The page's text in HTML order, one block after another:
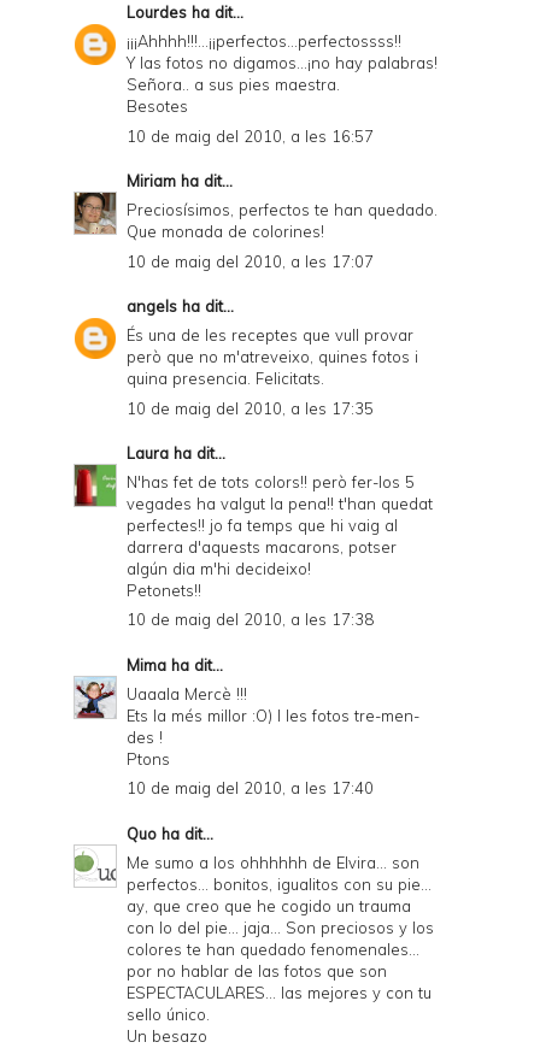
Lourdes ha dit...
¡¡¡Ahhhh!!!...¡¡perfectos...perfectossss!!
Y las fotos no digamos...¡no hay palabras!
Señora.. a sus pies maestra.
Besotes
10 de maig del 2010, a les 16:57
Miriam ha dit...
Preciosísimos, perfectos te han quedado.
Que monada de colorines!
10 de maig del 2010, a les 17:07
angels ha dit...
És una de les receptes que vull provar
però que no m'atreveixo, quines fotos i
quina presencia. Felicitats.
10 de maig del 2010, a les 17:35
Laura ha dit...
N'has fet de tots colors!! però fer-los 5
vegades ha valgut la pena!! t'han quedat
perfectes!! jo fa temps que hi vaig al
darrera d'aquests macarons, potser
algún dia m'hi decideixo!
Petonets!!
10 de maig del 2010, a les 17:38
Mima ha dit...
Uaaala Mercè !!!
Ets la més millor :O) I les fotos tre-men-
des !
Ptons
10 de maig del 2010, a les 17:40
Quo ha dit...
Me sumo a los ohhhhhh de Elvira... son
perfectos... bonitos, igualitos con su pie...
ay, que creo que he cogido un trauma
con lo del pie... jaja... Son preciosos y los
colores te han quedado fenomenales...
por no hablar de las fotos que son
ESPECTACULARES... las mejores y con tu
sello único.
Un besazo